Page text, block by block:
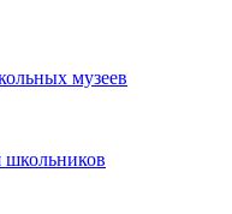
музеев
школьников